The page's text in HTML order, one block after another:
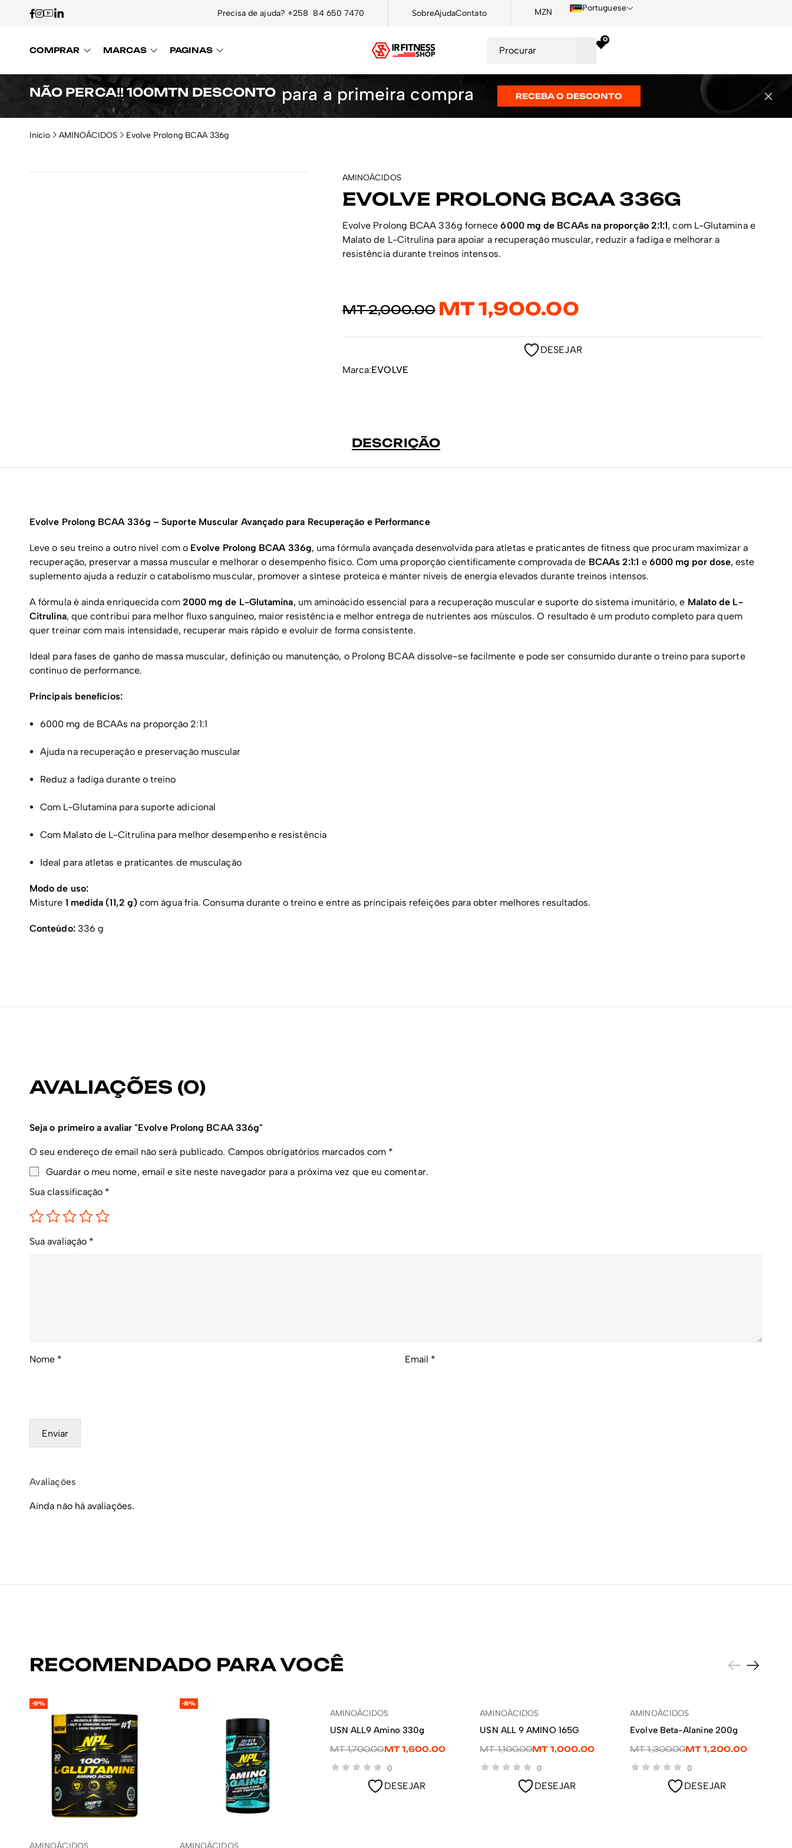
Precisa de ajuda? +258 84 650 7470 SobreAjudaContato MZN Portuguese
COMPRAR MARCAS PAGINAS
0
NÃO PERCA!! 100MTN DESCONTO para a primeira compra RECEBA O DESCONTO
Início AMINOÁCIDOS Evolve Prolong BCAA 336g
AMINOÁCIDOS
EVOLVE PROLONG BCAA 336G
Evolve Prolong BCAA 336g fornece6000 mg de BCAAs na proporção 2:1:1, com L-Glutamina e
Malato de L-Citrulina para apoiar a recuperação muscular, reduzir a fadiga e melhorar a
resistência durante treinos intensos.
MT2,000.00 MT1,900.00
DESEJAR
Marca:EVOLVE
DESCRIÇÃO
Evolve Prolong BCAA 336g – Suporte Muscular Avançado para Recuperação e Performance
Leve o seu treino a outro nível com o Evolve Prolong BCAA 336g, uma fórmula avançada desenvolvida para atletas e praticantes de fitness que procuram maximizar a
recuperação, preservar a massa muscular e melhorar o desempenho físico. Com uma proporção cientificamente comprovada de BCAAs 2:1:1 e 6000 mg por dose, este
suplemento ajuda a reduzir o catabolismo muscular, promover a síntese proteica e manter níveis de energia elevados durante treinos intensos.
A fórmula é ainda enriquecida com 2000 mg de L-Glutamina, um aminoácido essencial para a recuperação muscular e suporte do sistema imunitário, e Malato de L-
Citrulina, que contribui para melhor fluxo sanguíneo, maior resistência e melhor entrega de nutrientes aos músculos. O resultado é um produto completo para quem
quer treinar com mais intensidade, recuperar mais rápido e evoluir de forma consistente.
Ideal para fases de ganho de massa muscular, definição ou manutenção, o Prolong BCAA dissolve-se facilmente e pode ser consumido durante o treino para suporte
contínuo de performance.
Principais benefícios:
6000 mg de BCAAs na proporção 2:1:1
Ajuda na recuperação e preservação muscular
Reduz a fadiga durante o treino
Com L-Glutamina para suporte adicional
Com Malato de L-Citrulina para melhor desempenho e resistência
Ideal para atletas e praticantes de musculação
Modo de uso:
Misture 1 medida (11,2 g) com água fria. Consuma durante o treino e entre as principais refeições para obter melhores resultados.
Conteúdo:336 g
AVALIAÇÕES (0)
Seja o primeiro a avaliar "Evolve Prolong BCAA 336g"
O seu endereço de email não será publicado. Campos obrigatórios marcados com *
Guardar o meu nome, email e site neste navegador para a próxima vez que eu comentar.
Sua classificação *
Sua avaliação *
Nome * Email *
Avaliações
Ainda não há avaliações.
RECOMENDADO PARA VOCÊ
-9%
AMINOÁCIDOS
-8%
AMINOÁCIDOS
LER MAIS
AMINOÁCIDOS
USN ALL9 Amino 330g
MT1,700.00MT1,600.00
0
DESEJAR
LER MAIS
AMINOÁCIDOS
USN ALL 9 AMINO 165G
MT1,100.00MT 1,000.00
0
DESEJAR
LER MAIS
AMINOÁCIDOS
Evolve Beta-Alanine 200g
MT1,300.00MT1,200.00
0
DESEJAR